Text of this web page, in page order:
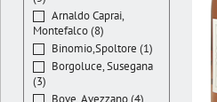
Arnaldo Caprai,
Montefalco (8)
Binomio,Spoltore (1)
Borgoluce, Susegana
(3)
Bove, Avezzano (4)